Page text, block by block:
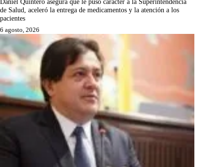
de Salud, aceleró la entrega de medicamentos y la atención a los
pacientes
6 agosto, 2026